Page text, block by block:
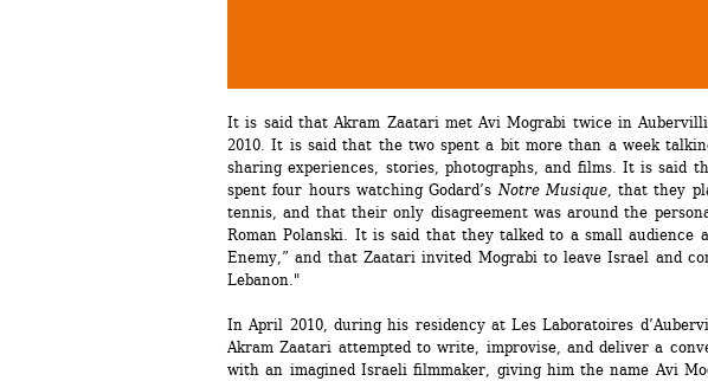
It is said that Akram Zaatari met Avi Mograbi twice in
2010. It is said that the two spent a bit more than a week
sharing experiences, stories, photographs, and films. It is said
spent four hours watching Godard’s Notre Musique, that they
tennis, and that their only disagreement was around the
Roman Polanski. It is said that they talked to a small audience
Enemy,” and that Zaatari invited Mograbi to leave Israel and
Lebanon."
In April 2010, during his residency at Les Laboratoires
Akram Zaatari attempted to write, improvise, and deliver a
with an imagined Israeli filmmaker, giving him the name Avi